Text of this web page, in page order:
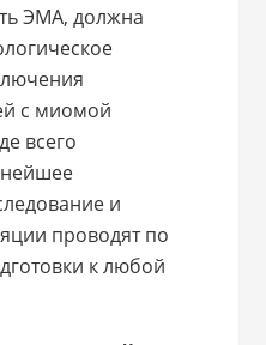
ЭМА, должна
с миомой
всего
и
проводят по
к любой